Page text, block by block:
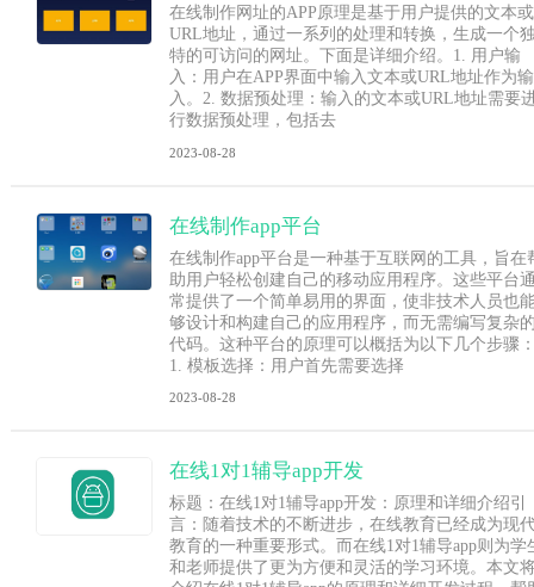
在线制作网址的APP原理是基于用户提供的文本或
URL地址，通过一系列的处理和转换，生成一个
特的可访问的网址。下面是详细介绍。1. 用户输
入：用户在APP界面中输入文本或URL地址作为输
入。2. 数据预处理：输入的文本或URL地址需要
行数据预处理，包括去
2023-08-28
在线制作app平台
在线制作app平台是一种基于互联网的工具，旨在
助用户轻松创建自己的移动应用程序。这些平台
常提供了一个简单易用的界面，使非技术人员也
够设计和构建自己的应用程序，而无需编写复杂
代码。这种平台的原理可以概括为以下几个步骤
1. 模板选择：用户首先需要选择
2023-08-28
在线1对1辅导app开发
标题：在线1对1辅导app开发：原理和详细介绍引
言：随着技术的不断进步，在线教育已经成为现
教育的一种重要形式。而在线1对1辅导app则为学
和老师提供了更为方便和灵活的学习环境。本文